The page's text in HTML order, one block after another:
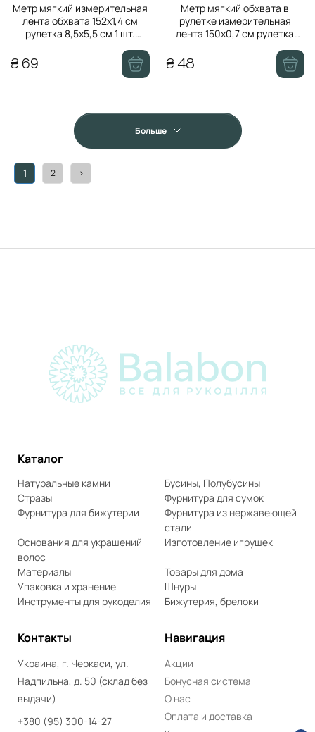
Метр мягкий измерительная
лента обхвата 152х1,4 см
рулетка 8,5х5,5 см 1 шт.
₴ 69
Метр мягкий обхвата в
рулетке измерительная
лента 150х0,7 см рулетка
₴ 48
1 2 >
Больше
Каталог
Натуральные камни
Бусины, Полубусины
Стразы
Фурнитура для сумок
Фурнитура для бижутерии
Фурнитура из нержавеющей
стали
Основания для украшений
волос
Изготовление игрушек
Материалы
Товары для дома
Упаковка и хранение
Шнуры
Инструменты для рукоделия
Бижутерия, брелоки
Контакты
Украина, г. Черкаси, ул.
Надпильна, д. 50 (склад без
выдачи)
+380 (95) 300-14-27
Навигация
Акции
Бонусная система
О нас
Оплата и доставка